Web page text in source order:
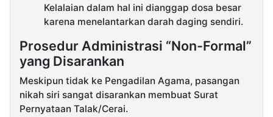
Kelalaian dalam hal ini dianggap dosa besar
karena menelantarkan darah daging sendiri.
Prosedur Administrasi “Non-Formal”
yang Disarankan
Meskipun tidak ke Pengadilan Agama, pasangan
nikah siri sangat disarankan membuat Surat
Pernyataan Talak/Cerai.